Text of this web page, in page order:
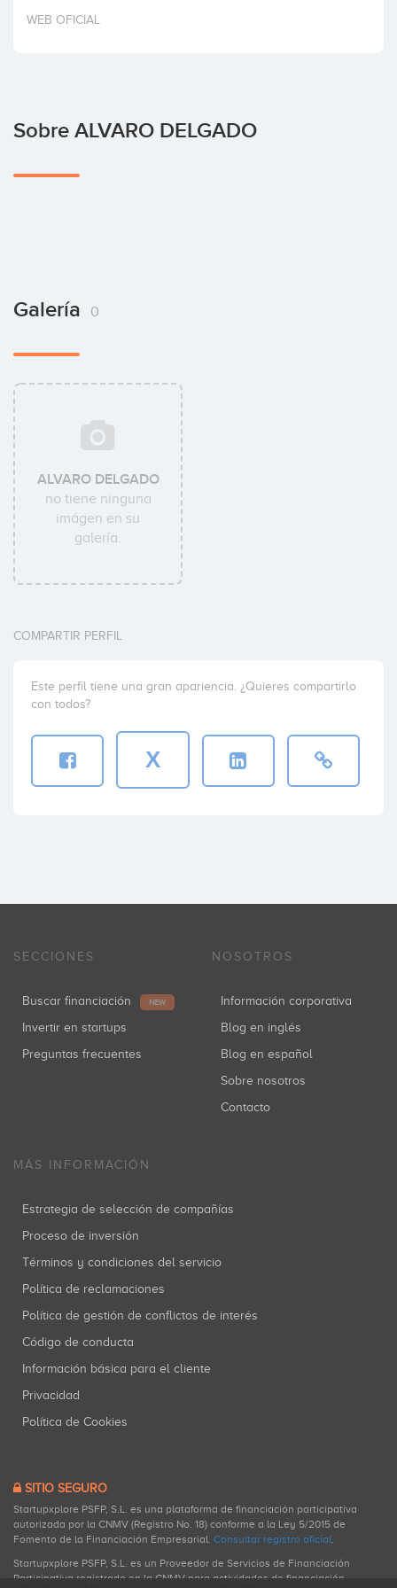
Invertir
WEB OFICIAL
Sobre ALVARO DELGADO
Galería 0
ALVARO DELGADO
no tiene ninguna
imágen en su
galería.
COMPARTIR PERFIL
Este perfil tiene una gran apariencia. ¿Quieres compartirlo
con todos?
X
SECCIONES
Buscar financiación NEW
Invertir en startups
Preguntas frecuentes
NOSOTROS
Información corporativa
Blog en inglés
Blog en español
Sobre nosotros
Contacto
MÁS INFORMACIÓN
Estrategia de selección de compañías
Proceso de inversión
Términos y condiciones del servicio
Política de reclamaciones
Política de gestión de conflictos de interés
Código de conducta
Información básica para el cliente
Privacidad
Política de Cookies
SITIO SEGURO
Startupxplore PSFP, S.L. es una plataforma de financiación participativa
autorizada por la CNMV (Registro No. 18) conforme a la Ley 5/2015 de
Fomento de la Financiación Empresarial. Consultar registro oficial.
Startupxplore PSFP, S.L. es un Proveedor de Servicios de Financiación
Participativa registrado en la CNMV para actividades de financiación